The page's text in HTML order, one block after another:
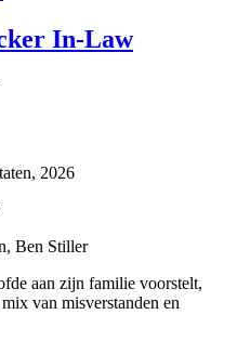
In-Law
2026
Ben Stiller
aan zijn familie voorstelt,
van misverstanden en